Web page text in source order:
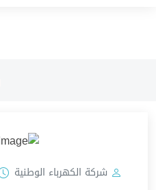
شركة الكهرباء الوطنية